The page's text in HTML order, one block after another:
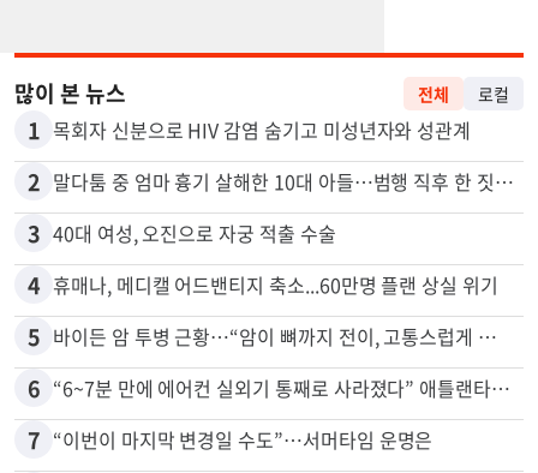
많이 본 뉴스 전체 로컬
1 목회자 신분으로 HIV 감염 숨기고 미성년자와 성관계
2 말다툼 중 엄마 흉기 살해한 10대 아들…범행 직후 한 짓 충격
3 40대 여성, 오진으로 자궁 적출 수술
4 휴매나, 메디캘 어드밴티지 축소...60만명 플랜 상실 위기
5 바이든 암 투병 근황…“암이 뼈까지 전이, 고통스럽게 투병 중”
6 “6~7분 만에 에어컨 실외기 통째로 사라졌다” 애틀랜타서 실외기 도난 급증
7 “이번이 마지막 변경일 수도”…서머타임 운명은